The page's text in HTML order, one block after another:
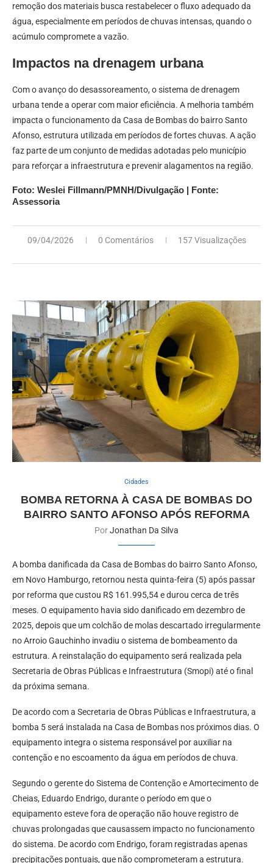
remoção dos materiais busca restabelecer o fluxo adequado da
água, especialmente em períodos de chuvas intensas, quando o
acúmulo compromete a vazão.
Impactos na drenagem urbana
Com o avanço do desassoreamento, o sistema de drenagem
urbana tende a operar com maior eficiência. A melhoria também
impacta o funcionamento da Casa de Bombas do bairro Santo
Afonso, estrutura utilizada em períodos de fortes chuvas. A ação
faz parte de um conjunto de medidas adotadas pelo município
para reforçar a infraestrutura e prevenir alagamentos na região.
Foto: Weslei Fillmann/PMNH/Divulgação | Fonte:
Assessoria
09/04/2026 0 Comentários 157 Visualizações
Cidades
BOMBA RETORNA À CASA DE BOMBAS DO
BAIRRO SANTO AFONSO APÓS REFORMA
PorJonathan Da Silva
A bomba danificada da Casa de Bombas do bairro Santo Afonso,
em Novo Hamburgo, retornou nesta quinta-feira (5) após passar
por reforma que custou R$ 161.995,54 e durou cerca de três
meses. O equipamento havia sido danificado em dezembro de
2025, depois que um colchão de molas descartado irregularmente
no Arroio Gauchinho invadiu o sistema de bombeamento da
estrutura. A reinstalação do equipamento será realizada pela
Secretaria de Obras Públicas e Infraestrutura (Smopi) até o final
da próxima semana.
De acordo com a Secretaria de Obras Públicas e Infraestrutura, a
bomba 5 será instalada na Casa de Bombas nos próximos dias. O
equipamento integra o sistema responsável por auxiliar na
contenção e no escoamento da água em períodos de chuva.
Segundo o gerente do Sistema de Contenção e Amortecimento de
Cheias, Eduardo Endrigo, durante o período em que o
equipamento esteve fora de operação não houve registro de
chuvas prolongadas que causassem impacto no funcionamento
do sistema. De acordo com Endrigo, foram registradas apenas
precipitações pontuais, que não comprometeram a estrutura.